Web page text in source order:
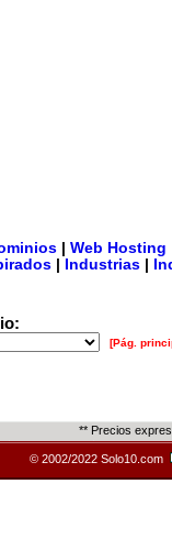
| Web Hosting
Industrias
[Pág.
** Precios
© 2002/2022 Solo10.com